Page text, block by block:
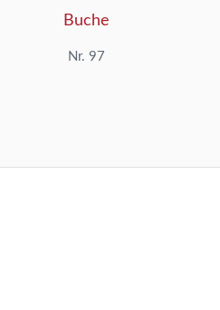
Buche
Nr. 97